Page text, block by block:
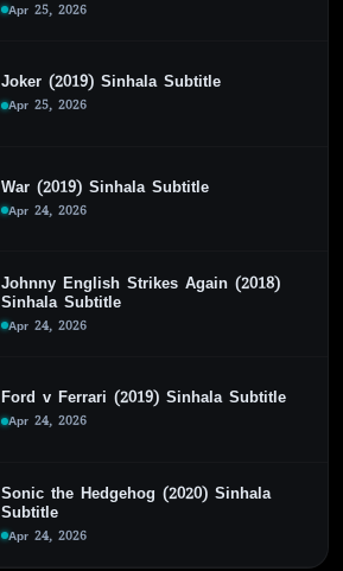
Apr 25, 2026
Joker (2019) Sinhala Subtitle
Apr 25, 2026
War (2019) Sinhala Subtitle
Apr 24, 2026
Johnny English Strikes Again (2018)
Sinhala Subtitle
Apr 24, 2026
Ford v Ferrari (2019) Sinhala Subtitle
Apr 24, 2026
Sonic the Hedgehog (2020) Sinhala
Subtitle
Apr 24, 2026